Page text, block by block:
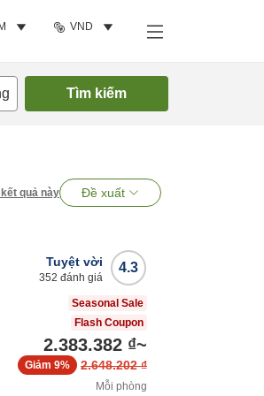
VND
Tìm kiếm
quả này Đề xuất
4.3
Tuyệt vời
352 đánh giá
Seasonal Sale
Flash Coupon
2.383.382 ₫~
2.648.202 ₫
Giảm 9%
Mỗi phòng